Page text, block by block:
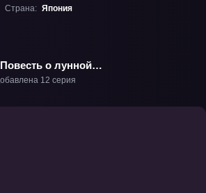
Страна: Япония
о лунной
ТВ-1
12 серия